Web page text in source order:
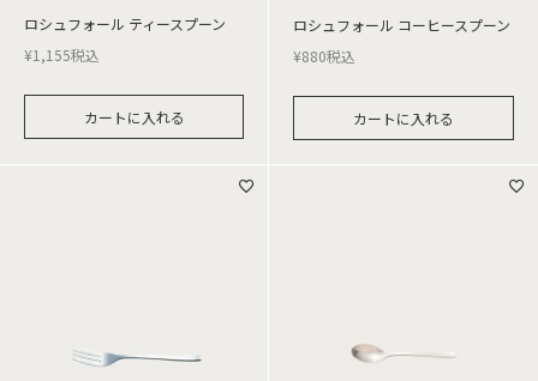
ロシュフォール ティースプーン
¥1,155税込
カートに入れる
ロシュフォール コーヒースプーン
¥880税込
カートに入れる